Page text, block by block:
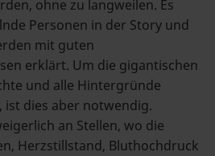
ohne zu langweilen. Es
Personen in der Story und
mit guten
erklärt. Um die gigantischen
und alle Hintergründe
ist dies aber notwendig.
an Stellen, wo die
Herzstillstand, Bluthochdruck